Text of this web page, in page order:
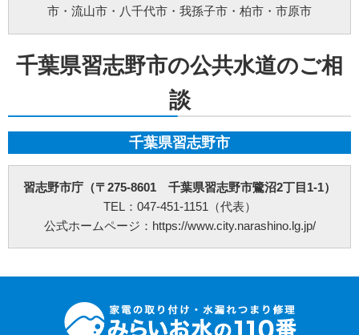
なく電話番号の開示を行います。(お問い合わせの際、ご注文番号のご提示をお願いい
にて通知致します。
①料金例は基本料金のみです。家電製品の年式や型式、部材や特殊工事が必要な場合
③ご訪問予約後のご訪問前のキャンセルは、キャンセル料5,500円(税込)を申し受けま
④ご訪問後のキャンセル及びご不在の場合は、キャンセル料5,500円(税込)及び出張費
⑤設置補償期間は、設置作業日から30日間となります。期間内の作業不備は無償対応
させて頂きます。但し、作業不備以外のトラブルは無償対応ができかねます。万が
よるものでなかった場合や取付製品自体の故障の場合などは、点検費用5,500円(税込)
⑥荒天（大雨・大雪・強風など）の場合は、作業日を変更させていただく場合もござ
⑦ご要望の作業内容や環境によってお下見をさせて頂く場合がございます。下見をさ
せて頂くにあたり下見料として5,500円(税込)を申し受けます。
⑧下見当日に作業が出来ない場合は下見料金5,500円(税込)を申し受けます。また下見
市 ・ 流山市 ・ 八千代市 ・ 我孫子市 ・ 柏市 ・ 市原市
千葉県習志野市の公共水道のご相
談
千葉県習志野市
習志野市庁（〒275-8601 千葉県習志野市鷺沼2丁目1-1）
TEL：047-451-1151（代表）
公式ホームページ：https://www.city.narashino.lg.jp/